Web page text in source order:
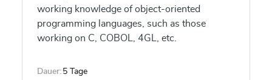
working knowledge of object-oriented
programming languages, such as those
working on C, COBOL, 4GL, etc.
Dauer: 5 Tage